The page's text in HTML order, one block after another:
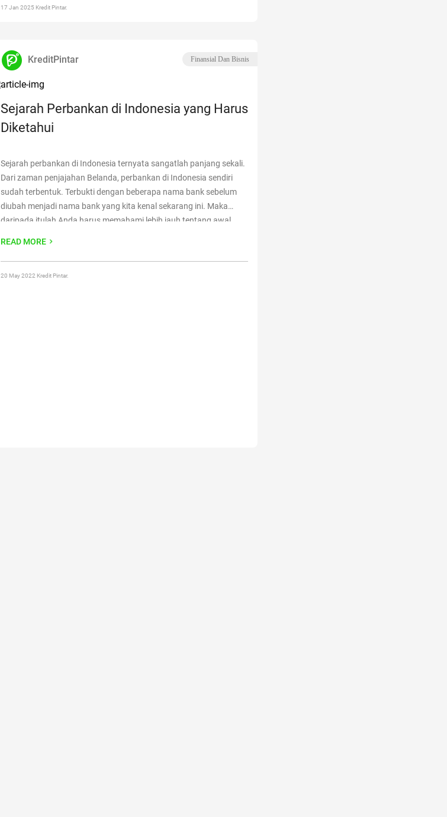
17 Jan 2025 Kredit Pintar.
KreditPintar Finansial Dan Bisnis
Sejarah Perbankan di Indonesia yang Harus
Diketahui
Sejarah perbankan di Indonesia ternyata sangatlah panjang sekali.
Dari zaman penjajahan Belanda, perbankan di Indonesia sendiri
sudah terbentuk. Terbukti dengan beberapa nama bank sebelum
diubah menjadi nama bank yang kita kenal sekarang ini. Maka
daripada itulah Anda harus memahami lebih jauh tentang awal
Indonesia yang Harus Diketahui”
READ MORE
20 May 2022 Kredit Pintar.